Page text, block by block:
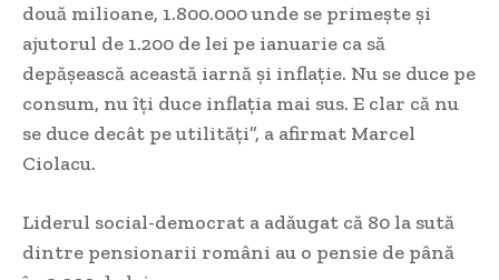
două milioane, 1.800.000 unde se primeşte şi
ajutorul de 1.200 de lei pe ianuarie ca să
depăşească această iarnă şi inflaţie. Nu se duce pe
consum, nu îţi duce inflaţia mai sus. E clar că nu
se duce decât pe utilităţi”, a afirmat Marcel
Ciolacu.
Liderul social-democrat a adăugat că 80 la sută
dintre pensionarii români au o pensie de până